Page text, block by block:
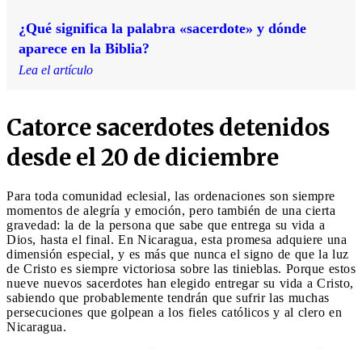
¿Qué significa la palabra «sacerdote» y dónde
aparece en la Biblia?
Lea el artículo
Catorce sacerdotes detenidos
desde el 20 de diciembre
Para toda comunidad eclesial, las ordenaciones son siempre
momentos de alegría y emoción, pero también de una cierta
gravedad: la de la persona que sabe que entrega su vida a
Dios, hasta el final. En Nicaragua, esta promesa adquiere una
dimensión especial, y es más que nunca el signo de que la luz
de Cristo es siempre victoriosa sobre las tinieblas. Porque estos
nueve nuevos sacerdotes han elegido entregar su vida a Cristo,
sabiendo que probablemente tendrán que sufrir las muchas
persecuciones que golpean a los fieles católicos y al clero en
Nicaragua.